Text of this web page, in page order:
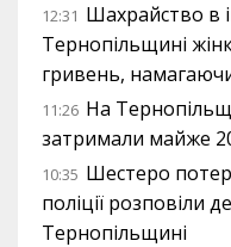
12:31 Шахрайство в
Тернопільщині
гривень,
11:26 На
затримали майже
10:35 Шестеро
поліції розповіли
Тернопільщині